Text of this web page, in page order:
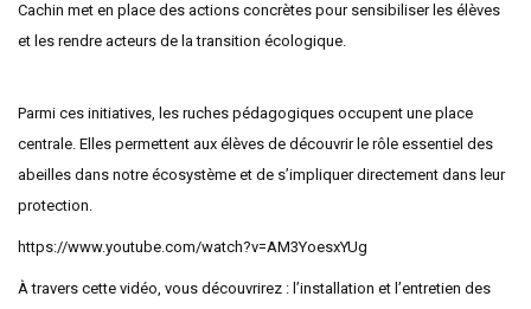
Cachin met en place des actions concrètes pour sensibiliser les élèves
et les rendre acteurs de la transition écologique.
Parmi ces initiatives, les ruches pédagogiques occupent une place
centrale. Elles permettent aux élèves de découvrir le rôle essentiel des
abeilles dans notre écosystème et de s’impliquer directement dans leur
protection.
https://www.youtube.com/watch?v=AM3YoesxYUg
À travers cette vidéo, vous découvrirez : l’installation et l’entretien des